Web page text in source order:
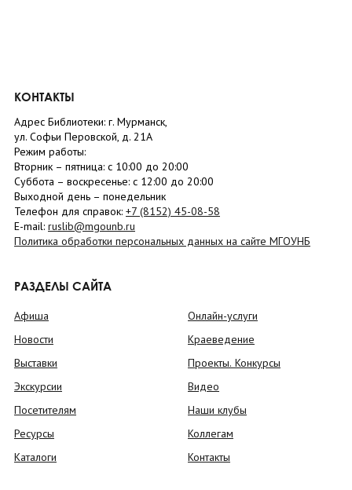
КОНТАКТЫ
Адрес Библиотеки: г. Мурманск,
ул. Софьи Перовской, д. 21А
Режим работы:
Вторник – пятница: с 10:00 до 20:00
Суббота – воскресенье: c 12:00 до 20:00
Выходной день – понедельник
Телефон для справок: +7 (8152) 45-08-58
E-mail: ruslib@mgounb.ru
Политика обработки персональных данных на сайте МГОУНБ
РАЗДЕЛЫ САЙТА
Афиша
Новости
Выставки
Экскурсии
Посетителям
Ресурсы
Каталоги
Онлайн-услуги
Краеведение
Проекты. Конкурсы
Видео
Наши клубы
Коллегам
Контакты